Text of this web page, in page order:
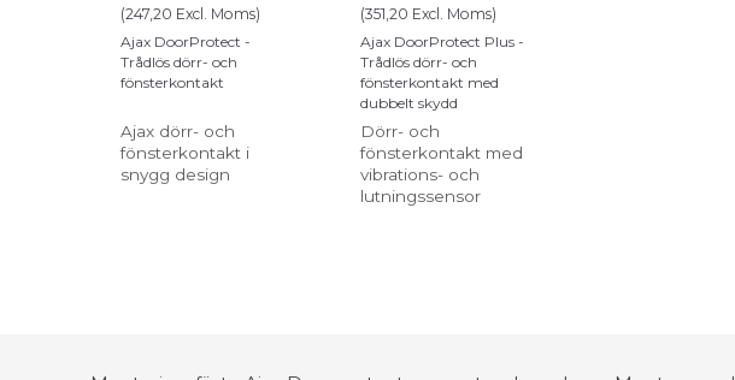
(247,20 Excl. Moms)
Ajax DoorProtect -
Trådlös dörr- och
fönsterkontakt
Ajax dörr- och
fönsterkontakt i
snygg design
(351,20 Excl. Moms)
Ajax DoorProtect Plus -
Trådlös dörr- och
fönsterkontakt med
dubbelt skydd
Dörr- och
fönsterkontakt med
vibrations- och
lutningssensor